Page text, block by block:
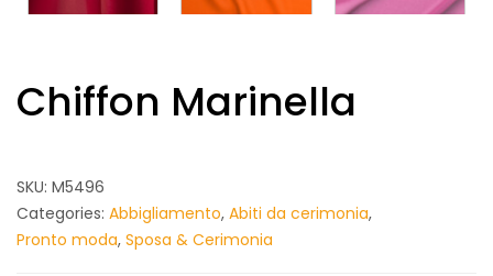
Chiffon Marinella
SKU: M5496
Categories: Abbigliamento, Abiti da cerimonia,
Pronto moda, Sposa & Cerimonia